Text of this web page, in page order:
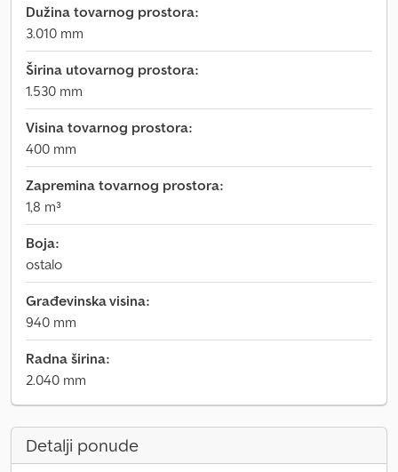
Dužina tovarnog prostora:
3.010 mm
Širina utovarnog prostora:
1.530 mm
Visina tovarnog prostora:
400 mm
Zapremina tovarnog prostora:
1,8 m³
Boja:
ostalo
Građevinska visina:
940 mm
Radna širina:
2.040 mm
Detalji ponude